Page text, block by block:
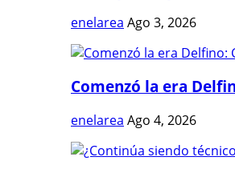
enelarea Ago 3, 2026
Comenzó la era
enelarea Ago 4, 2026